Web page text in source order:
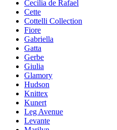
Cecilia de Rafael
Cette
Cottelli Collection
Fiore
Gabriella
Gatta
Gerbe
Giulia
Glamory
Hudson
Knittex
Kunert
Leg Avenue
Levante